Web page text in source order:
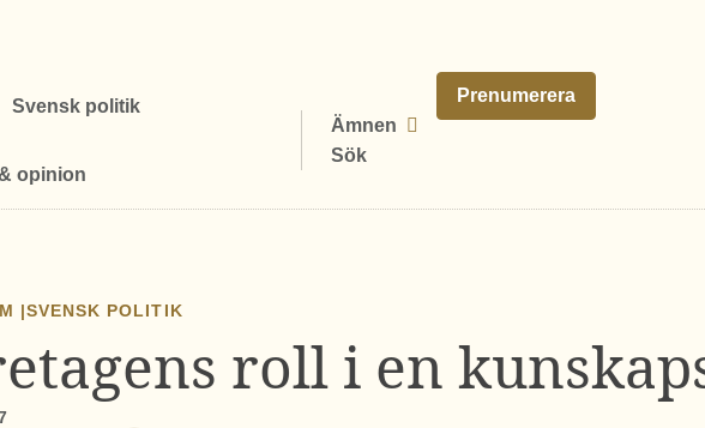
Svensk politik
opinion
Ämnen
Sök
Prenumerera
|SVENSK POLITIK
roll i en